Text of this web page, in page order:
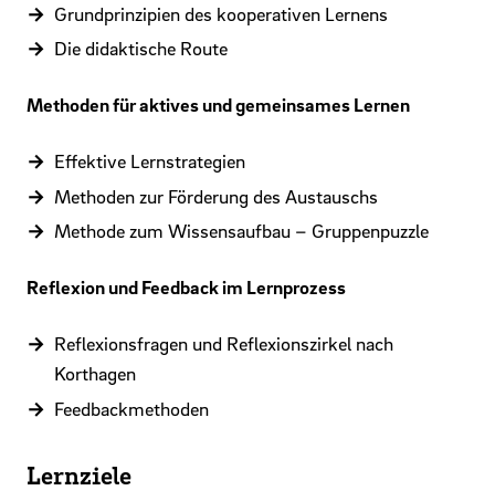
Grundprinzipien des kooperativen Lernens
Die didaktische Route
Methoden für aktives und gemeinsames Lernen
Effektive Lernstrategien
Methoden zur Förderung des Austauschs
Methode zum Wissensaufbau – Gruppenpuzzle
Reflexion und Feedback im Lernprozess
Reflexionsfragen und Reflexionszirkel nach
Korthagen
Feedbackmethoden
Lernziele